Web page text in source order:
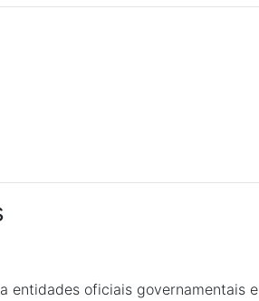
entidades oficiais governamentais e